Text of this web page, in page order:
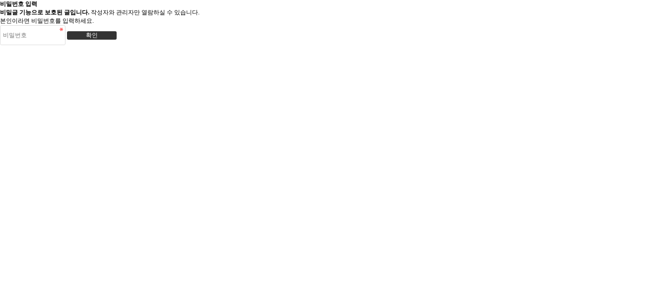
비밀번호 입력
비밀글 기능으로 보호된 글입니다. 작성자와 관리자만 열람하실 수 있습니다.
본인이라면 비밀번호를 입력하세요.